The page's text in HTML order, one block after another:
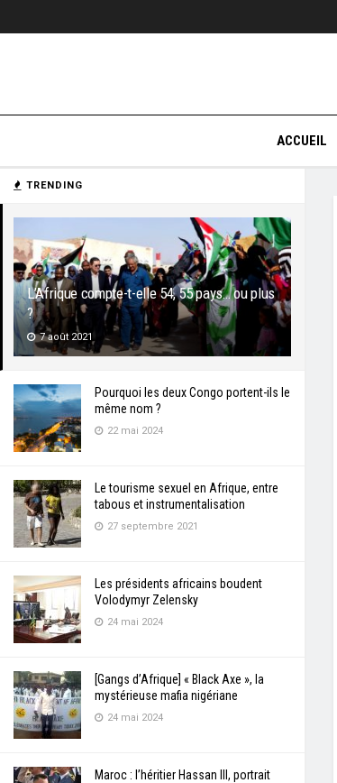
TRENDING
L’Afrique compte-t-elle 54, 55 pays… ou plus
?
7 août 2021
Pourquoi les deux Congo portent-ils le
même nom ?
22 mai 2024
Le tourisme sexuel en Afrique, entre
tabous et instrumentalisation
27 septembre 2021
Les présidents africains boudent
Volodymyr Zelensky
24 mai 2024
[Gangs d’Afrique] « Black Axe », la
mystérieuse mafia nigériane
24 mai 2024
Maroc : l’héritier Hassan III, portrait
ACCUEIL